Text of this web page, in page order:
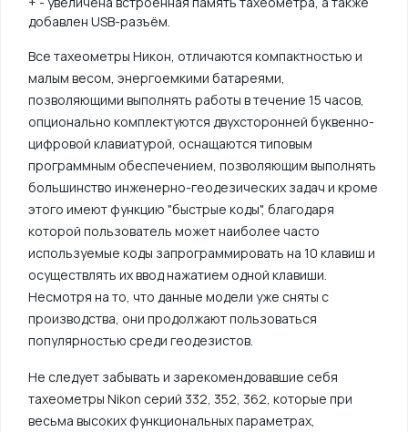
добавлен USB-разъём.
Все тахеометры Никон, отличаются компактностью и
малым весом, энергоемкими батареями,
позволяющими выполнять работы в течение 15 часов,
опционально комплектуются двухсторонней буквенно-
цифровой клавиатурой, оснащаются типовым
программным обеспечением, позволяющим выполнять
большинство инженерно-геодезических задач и кроме
этого имеют функцию "быстрые коды", благодаря
которой пользователь может наиболее часто
используемые коды запрограммировать на 10 клавиш и
осуществлять их ввод нажатием одной клавиши.
Несмотря на то, что данные модели уже сняты с
производства, они продолжают пользоваться
популярностью среди геодезистов.
Не следует забывать и зарекомендовавшие себя
тахеометры Nikon серий 332, 352, 362, которые при
весьма высоких функциональных параметрах,